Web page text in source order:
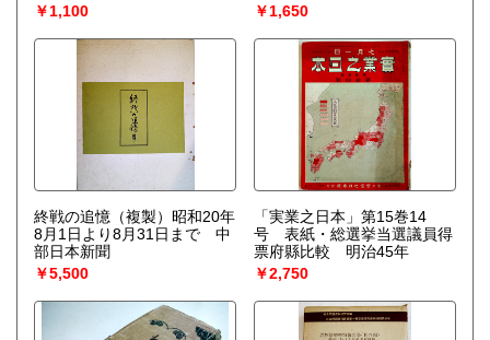
￥1,100
￥1,650
終戦の追憶（複製）昭和20年
8月1日より8月31日まで 中
部日本新聞
￥5,500
「実業之日本」第15巻14
号 表紙・総選挙当選議員得
票府縣比較 明治45年
￥2,750